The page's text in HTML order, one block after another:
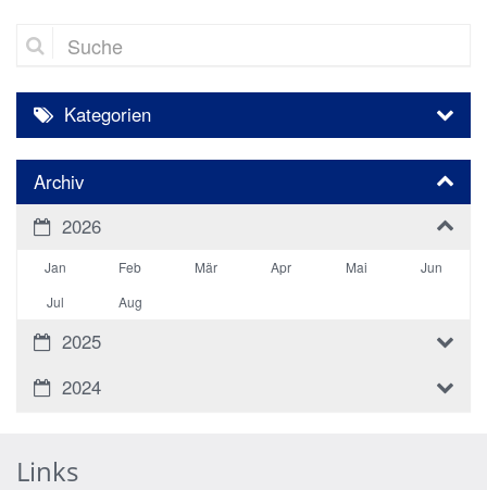
Suche
Kategorien
Archiv
2026
Jan Feb Mär Apr Mai
Jun
Jul
Aug
2025
2024
Links